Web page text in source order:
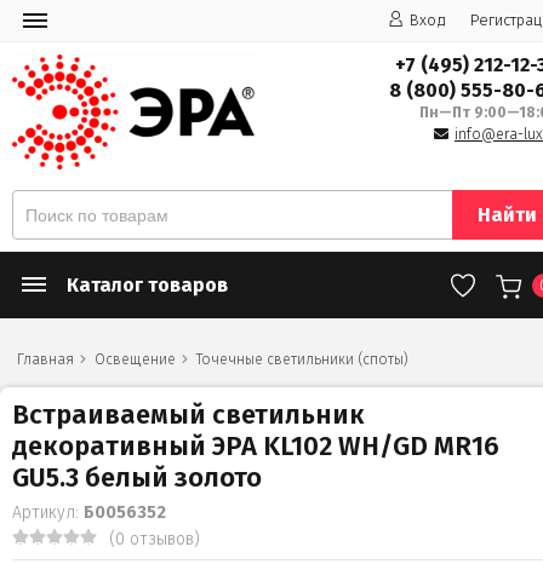
Вход
+7 (495) 212-12-
8 (800) 555-80-
Пн—Пт
info@era-
Найти
Каталог товаров
Главная Освещение Точечные светильники (споты)
Встраиваемый светильник
декоративный ЭРА KL102 WH/GD MR16
GU5.3 белый золото
Артикул: Б0056352
(0 отзывов)